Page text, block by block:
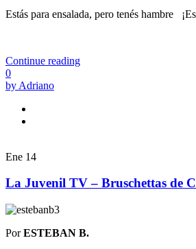
Estás para ensalada, pero tenés hambre
Continue reading
0
by Adriano
Ene 14
La Juvenil TV – Bruschettas de
PorESTEBAN B.